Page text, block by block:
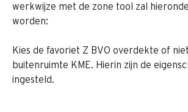
werkwijze met de zone tool zal
worden:
Kies de favoriet Z BVO overdekte of
buitenruimte KME. Hierin zijn de
ingesteld.